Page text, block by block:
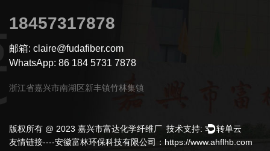
18457317878
邮箱: claire@fudafiber.com
WhatsApp: 86 184 5731 7878
浙江省嘉兴市南湖区新丰镇竹林集镇
版权所有 @ 2023 嘉兴市富达化学纤维厂 技术支持: 转单云
友情链接----安徽富林环保科技有限公司：https://www.ahflhb.com